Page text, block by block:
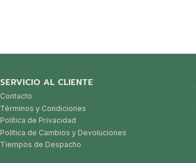
SERVICIO AL CLIENTE
Contacto
Términos y Condiciones
Política de Privacidad
Política de Cambios y Devoluciones
Tiempos de Despacho